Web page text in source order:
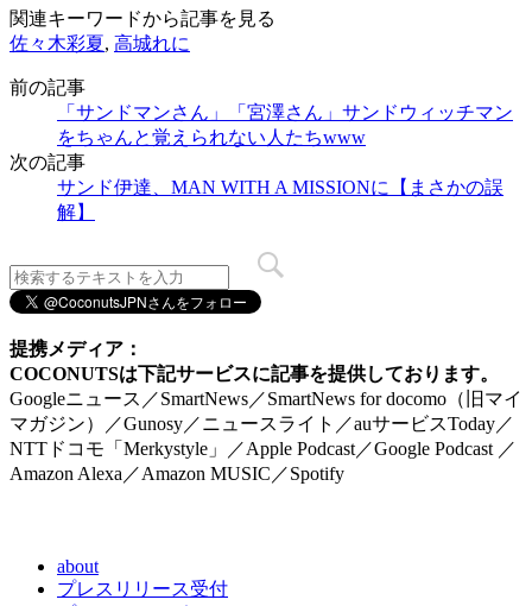
関連キーワードから記事を見る
佐々木彩夏, 高城れに
前の記事
「サンドマンさん」「宮澤さん」サンドウィッチマン
をちゃんと覚えられない人たちwww
次の記事
サンド伊達、MAN WITH A MISSIONに【まさかの誤
解】
提携メディア：
COCONUTSは下記サービスに記事を提供しております。
Googleニュース／SmartNews／SmartNews for docomo（旧マイ
マガジン）／Gunosy／ニュースライト／auサービスToday／
NTTドコモ「Merkystyle」／Apple Podcast／Google Podcast ／
Amazon Alexa／Amazon MUSIC／Spotify
about
プレスリリース受付